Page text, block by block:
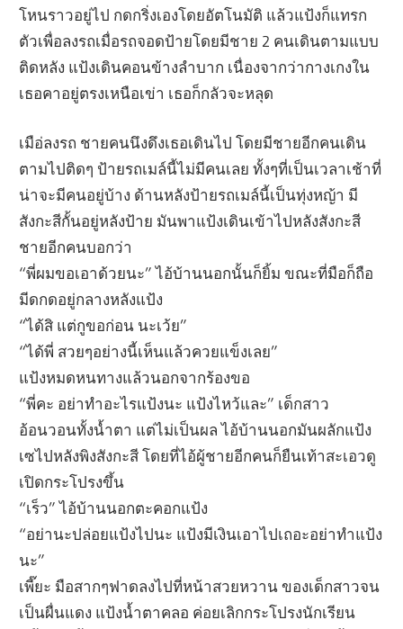
โหนราวอยู่ไป กดกริ่งเองโดยอัตโนมัติ แล้วแป้งก็แทรก
ตัวเพื่อลงรถเมื่อรถจอดป้ายโดยมีชาย 2 คนเดินตามแบบ
ติดหลัง แป้งเดินคอนข้างลำบาก เนื่องจากว่ากางเกงใน
เธอคาอยู่ตรงเหนือเข่า เธอก็กลัวจะหลุด
เมือ่ลงรถ ชายคนนึงดึงเธอเดินไป โดยมีชายอีกคนเดิน
ตามไปติดๆ ป้ายรถเมล์นี้ไม่มีคนเลย ทั้งๆที่เป็นเวลาเช้าที่
น่าจะมีคนอยู่บ้าง ด้านหลังป้ายรถเมล์นี้เป็นทุ่งหญ้า มี
สังกะสีกั้นอยู่หลังป้าย มันพาแป้งเดินเข้าไปหลังสังกะสี
ชายอีกคนบอกว่า
“พี่ผมขอเอาด้วยนะ” ไอ้บ้านนอกนั้นก็ยิ้ม ขณะที่มือก็ถือ
มีดกดอยู่กลางหลังแป้ง
“ได้สิ แต่กูขอก่อน นะเว้ย”
“ได้พี่ สวยๆอย่างนี้เห็นแล้วควยแข็งเลย”
แป้งหมดหนทางแล้วนอกจากร้องขอ
“พี่คะ อย่าทำอะไรแป้งนะ แป้งไหว้และ” เด็กสาว
อ้อนวอนทั้งน้ำตา แต่ไม่เป็นผล ไอ้บ้านนอกมันผลักแป้ง
เซไปหลังพิงสังกะสี โดยที่ไอ้ผู้ชายอีกคนก็ยืนเท้าสะเอวดู
เปิดกระโปรงขึ้น
“เร็ว” ไอ้บ้านนอกตะคอกแป้ง
“อย่านะปล่อยแป้งไปนะ แป้งมีเงินเอาไปเถอะอย่าทำแป้ง
นะ”
เพี๊ยะ มือสากๆฟาดลงไปที่หน้าสวยหวาน ของเด็กสาวจน
เป็นผื่นแดง แป้งน้ำตาคลอ ค่อยเลิกกระโปรงนักเรียน